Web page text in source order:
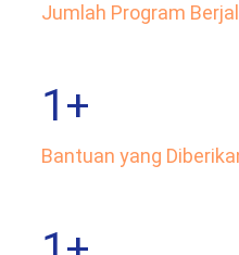
Jumlah Program
1+
Bantuan yang